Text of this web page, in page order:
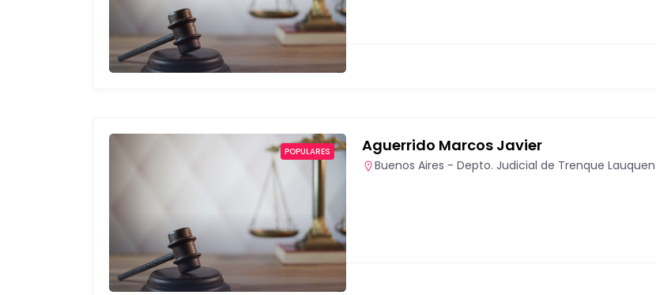
POPULARES Aguerrido Marcos Javier
Buenos Aires - Depto. Judicial de Trenque Lauquen